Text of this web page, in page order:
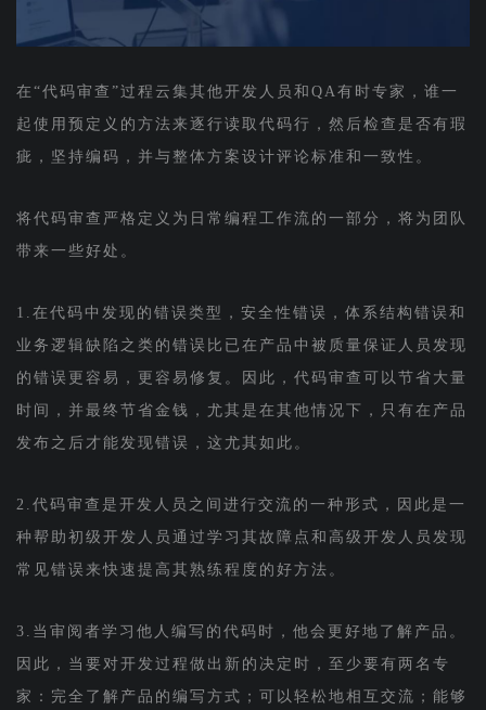
在“代码审查”过程云集其他开发人员和QA有时专家，谁一
起使用预定义的方法来逐行读取代码行，然后检查是否有瑕
疵，坚持编码，并与整体方案设计评论标准和一致性。
将代码审查严格定义为日常编程工作流的一部分，将为团队
带来一些好处。
1.在代码中发现的错误类型，安全性错误，体系结构错误和
业务逻辑缺陷之类的错误比已在产品中被质量保证人员发现
的错误更容易，更容易修复。因此，代码审查可以节省大量
时间，并最终节省金钱，尤其是在其他情况下，只有在产品
发布之后才能发现错误，这尤其如此。
2.代码审查是开发人员之间进行交流的一种形式，因此是一
种帮助初级开发人员通过学习其故障点和高级开发人员发现
常见错误来快速提高其熟练程度的好方法。
3.当审阅者学习他人编写的代码时，他会更好地了解产品。
因此，当要对开发过程做出新的决定时，至少要有两名专
家：完全了解产品的编写方式；可以轻松地相互交流；能够